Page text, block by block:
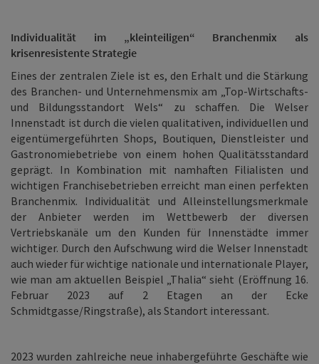
Individualität im „kleinteiligen“ Branchenmix als
krisenresistente Strategie
Eines der zentralen Ziele ist es, den Erhalt und die Stärkung
des Branchen- und Unternehmensmix am „Top-Wirtschafts-
und Bildungsstandort Wels“ zu schaffen. Die Welser
Innenstadt ist durch die vielen qualitativen, individuellen und
eigentümergeführten Shops, Boutiquen, Dienstleister und
Gastronomiebetriebe von einem hohen Qualitätsstandard
geprägt. In Kombination mit namhaften Filialisten und
wichtigen Franchisebetrieben erreicht man einen perfekten
Branchenmix. Individualität und Alleinstellungsmerkmale
der Anbieter werden im Wettbewerb der diversen
Vertriebskanäle um den Kunden für Innenstädte immer
wichtiger. Durch den Aufschwung wird die Welser Innenstadt
auch wieder für wichtige nationale und internationale Player,
wie man am aktuellen Beispiel „Thalia“ sieht (Eröffnung 16.
Februar 2023 auf 2 Etagen an der Ecke
Schmidtgasse/Ringstraße), als Standort interessant.
2023 wurden zahlreiche neue inhabergeführte Geschäfte wie